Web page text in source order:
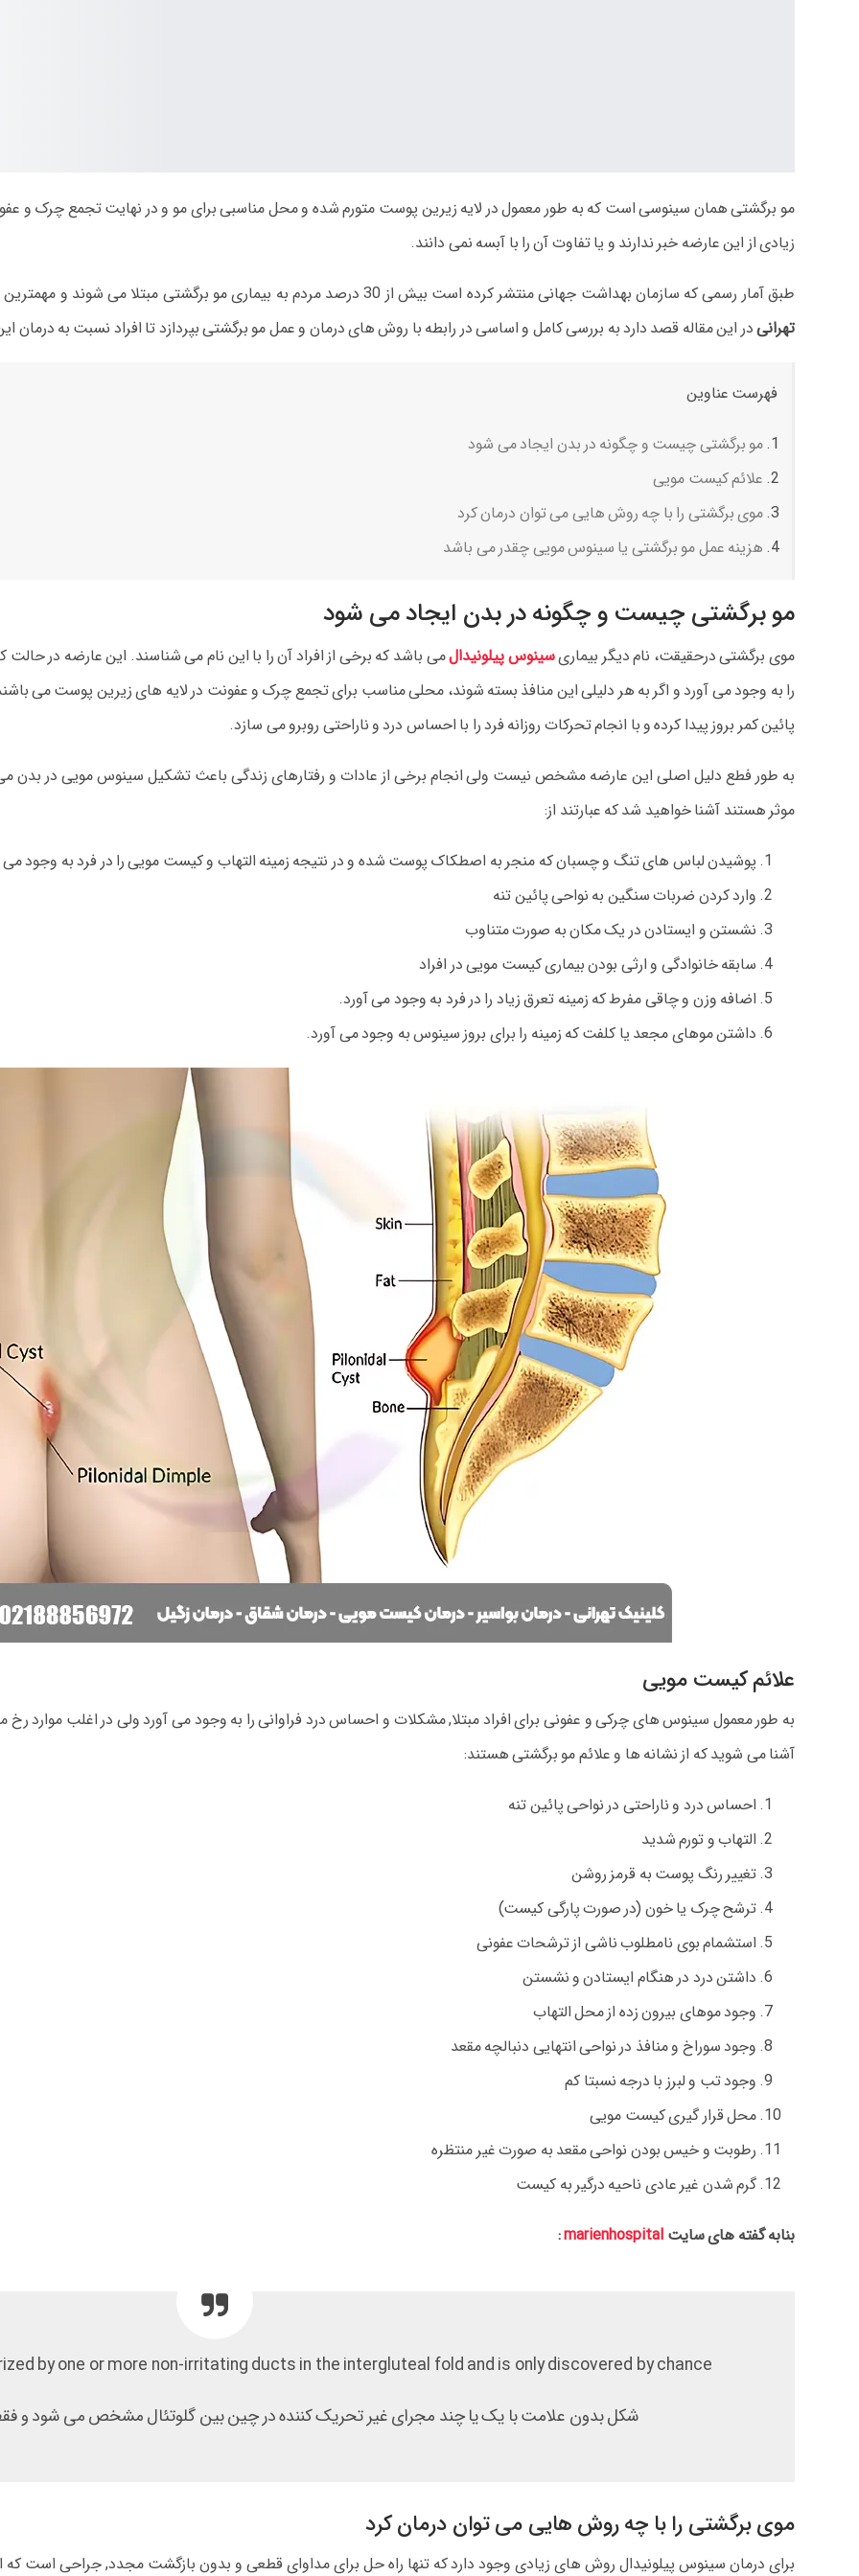
مو برگشتی همان سینوسی است که به طور معمول در لایه زیرین پوست متورم شده و محل مناسبی برای مو و در نهایت تجمع چرک و
زیادی از این عارضه خبر ندارند و یا تفاوت آن را با آبسه نمی دانند.
طبق آمار رسمی که سازمان بهداشت جهانی منتشر کرده است بیش از 30 درصد مردم به بیماری مو برگشتی مبتلا می شوند و مهمترین علت آن پوشیدن لباس های تنگ و چسبان می باشد.
تهرانیدر این مقاله قصد دارد به بررسی کامل و اساسی در رابطه با روش های درمان و عمل مو برگشتی بپردازد تا افراد نسبت به درمان
فهرست عناوین
مو برگشتی چیست و چگونه در بدن ایجاد می شود
علائم کیست مویی
موی برگشتی را با چه روش هایی می توان درمان کرد
هزینه عمل مو برگشتی یا سینوس مویی چقدر می باشد
مو برگشتی چیست و چگونه در بدن ایجاد می شود
موی برگشتی درحقیقت، نام دیگر بیماریسینوس پیلونیدالمی باشد که برخی از افراد آن را با این نام می شناسند. این عارضه در
را به وجود می آورد و اگر به هر دلیلی این منافذ بسته شوند، محلی مناسب برای تجمع چرک و عفونت در لایه های زیرین پوست می
پائین کمر بروز پیدا کرده و با انجام تحرکات روزانه فرد را با احساس درد و ناراحتی روبرو می سازد.
به طور فطع دلیل اصلی این عارضه مشخص نیست ولی انجام برخی از عادات و رفتارهای زندگی باعث تشکیل سینوس مویی در بدن می
موثر هستند آشنا خواهید شد که عبارتند از:
پوشیدن لباس های تنگ و چسبان که منجر به اصطکاک پوست شده و در نتیجه زمینه التهاب و کیست مویی را در فرد به وجود می
وارد کردن ضربات سنگین به نواحی پائین تنه
نشستن و ایستادن در یک مکان به صورت متناوب
سابقه خانوادگی و ارثی بودن بیماری کیست مویی در افراد
اضافه وزن و چاقی مفرط که زمینه تعرق زیاد را در فرد به وجود می آورد.
داشتن موهای مجعد یا کلفت که زمینه را برای بروز سینوس به وجود می آورد.
علائم کیست مویی
به طور معمول سینوس های چرکی و عفونی برای افراد مبتلا, مشکلات و احساس درد فراوانی را به وجود می آورد ولی در اغلب موارد رخ
آشنا می شوید که از نشانه ها و علائم مو برگشتی هستند:
احساس درد و ناراحتی در نواحی پائین تنه
التهاب و تورم شدید
تغییر رنگ پوست به قرمز روشن
ترشح چرک یا خون (در صورت پارگی کیست)
استشمام بوی نامطلوب ناشی از ترشحات عفونی
داشتن درد در هنگام ایستادن و نشستن
وجود موهای بیرون زده از محل التهاب
وجود سوراخ و منافذ در نواحی انتهایی دنبالچه مقعد
وجود تب و لبرز با درجه نسبتا کم
محل قرار گیری کیست مویی
رطوبت و خیس بودن نواحی مقعد به صورت غیر منتظره
گرم شدن غیر عادی ناحیه درگیر به کیست
بنابه گفته های سایت marienhospital
:
by one or more non-irritating ducts in the intergluteal fold and is only discovered by chance.
شکل بدون علامت با یک یا چند مجرای غیر تحریک کننده در چین بین گلوتئال مشخص می شود و
موی برگشتی را با چه روش هایی می توان درمان کرد
برای درمان سینوس پیلونیدال روش های زیادی وجود دارد که تنها راه حل برای مداوای قطعی و بدون بازگشت مجدد, جراحی است که